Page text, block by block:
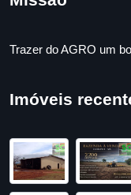
Trazer do AGRO um
Imóveis